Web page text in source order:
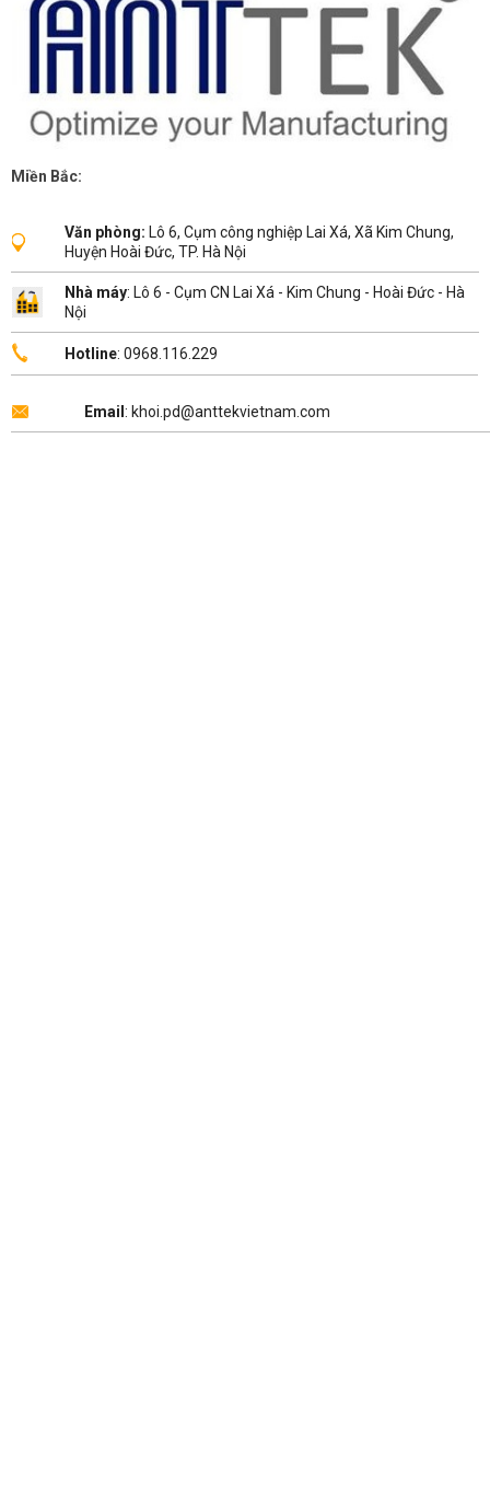
Miền Bắc:
Văn phòng: Lô 6, Cụm công nghiệp Lai Xá, Xã Kim Chung,
Huyện Hoài Đức, TP. Hà Nội
Nhà máy: Lô 6 - Cụm CN Lai Xá - Kim Chung - Hoài Đức - Hà
Nội
Hotline: 0968.116.229
Email : khoi.pd@anttekvietnam.com